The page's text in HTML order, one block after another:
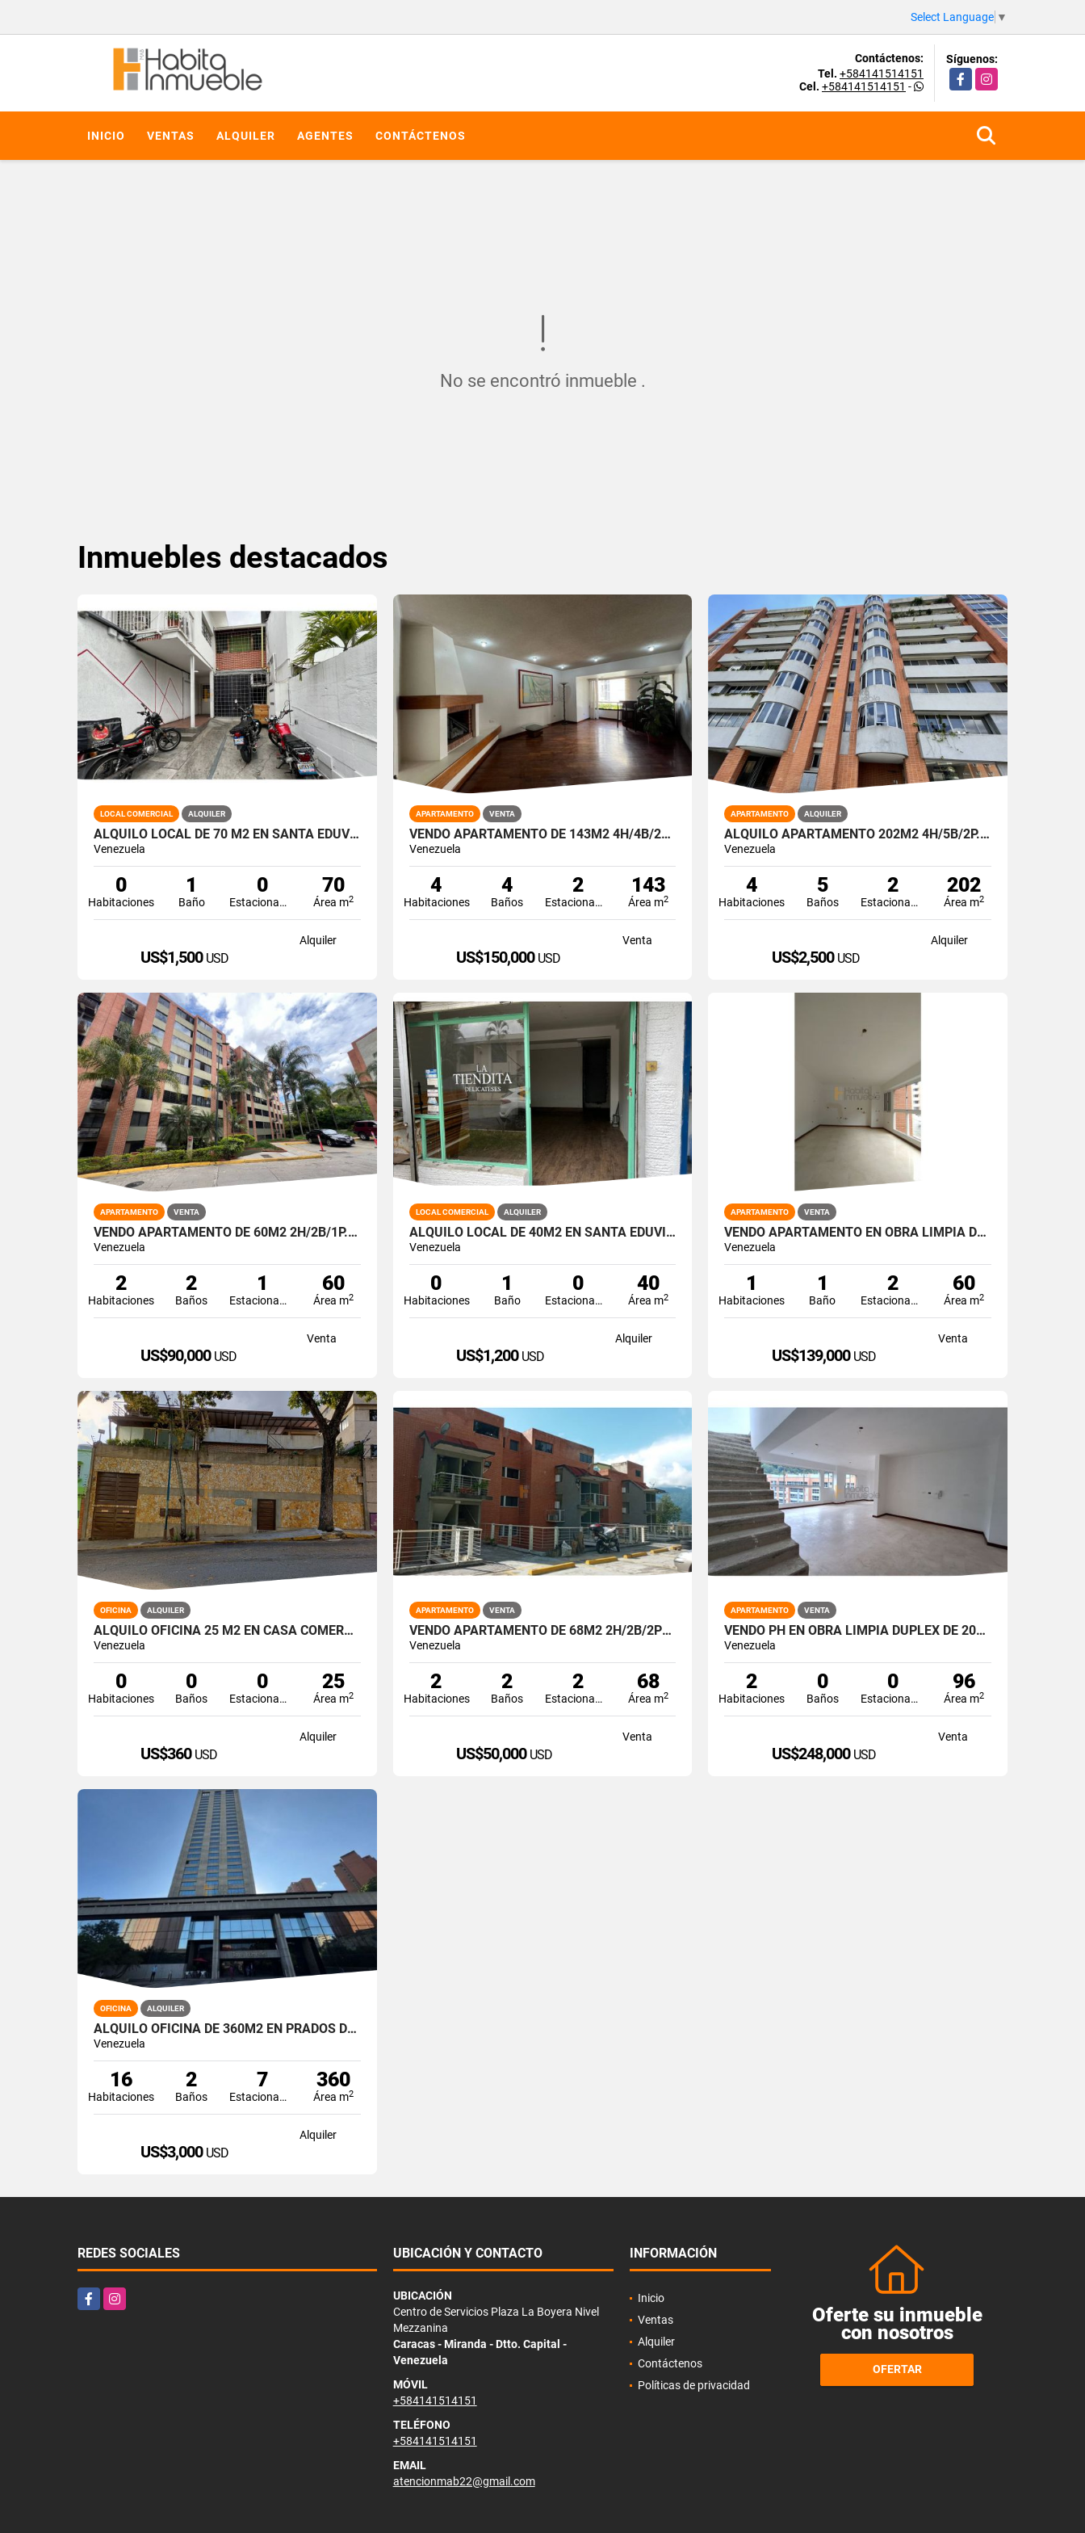
Select Language ▼
Contáctenos:
Tel. +584141514151
Cel. +584141514151 -
Síguenos:
FacebookInstagram
INICIO VENTAS ALQUILER AGENTES CONTÁCTENOS
No se encontró inmueble .
Inmuebles destacados
LOCAL COMERCIAL ALQUILER
ALQUILO LOCAL DE 70 M2 EN SANTA EDUVIGIS
Venezuela
0
Habitaciones
1
Baño
0
Estacionamiento
70
Área m2
Alquiler
US$1,500 USD
APARTAMENTO VENTA
VENDO APARTAMENTO DE 143M2 4H/4B/2PE LOS CHORROS
Venezuela
4
Habitaciones
4
Baños
2
Estacionamiento
143
Área m2
Venta
US$150,000 USD
APARTAMENTO ALQUILER
ALQUILO APARTAMENTO 202M2 4H/5B/2P.E MIRADOR DE LOS CAMPITOS
Venezuela
4
Habitaciones
5
Baños
2
Estacionamiento
202
Área m2
Alquiler
US$2,500 USD
APARTAMENTO VENTA
VENDO APARTAMENTO DE 60M2 2H/2B/1P.E LOS NARANJOS HUMBOLDT
Venezuela
2
Habitaciones
2
Baños
1
Estacionamiento
60
Área m2
Venta
US$90,000 USD
LOCAL COMERCIAL ALQUILER
ALQUILO LOCAL DE 40M2 EN SANTA EDUVIGIS
Venezuela
0
Habitaciones
1
Baño
0
Estacionamiento
40
Área m2
Alquiler
US$1,200 USD
APARTAMENTO VENTA
VENDO APARTAMENTO EN OBRA LIMPIA DE 60M2 1H/1B+VISITA/2P.E LA BOYERA
Venezuela
1
Habitaciones
1
Baño
2
Estacionamiento
60
Área m2
Venta
US$139,000 USD
OFICINA ALQUILER
ALQUILO OFICINA 25 M2 EN CASA COMERCIAL URB. LOS CAOBOS . CARACAS
Venezuela
0
Habitaciones
0
Baños
0
Estacionamiento
25
Área m2
Alquiler
US$360 USD
APARTAMENTO VENTA
VENDO APARTAMENTO DE 68M2 2H/2B/2PE PARQUE CAIZA
Venezuela
2
Habitaciones
2
Baños
2
Estacionamiento
68
Área m2
Venta
US$50,000 USD
APARTAMENTO VENTA
VENDO PH EN OBRA LIMPIA DÚPLEX DE 200M2 + TERRAZA 2H/2B/2PE LA BOYERA
Venezuela
2
Habitaciones
0
Baños
0
Estacionamiento
96
Área m2
Venta
US$248,000 USD
OFICINA ALQUILER
ALQUILO OFICINA DE 360M2 EN PRADOS DEL ESTE - TORRE HUMBOLDT
Venezuela
16
Habitaciones
2
Baños
7
Estacionamiento
360
Área m2
Alquiler
US$3,000 USD
REDES SOCIALES
FacebookInstagram
UBICACIÓN Y CONTACTO
UBICACIÓN
Centro de Servicios Plaza La Boyera Nivel
Mezzanina
Caracas - Miranda - Dtto. Capital -
Venezuela
MÓVIL
+584141514151
TELÉFONO
+584141514151
EMAIL
atencionmab22@gmail.com
INFORMACIÓN
Inicio
Ventas
Alquiler
Contáctenos
Políticas de privacidad
Oferte su inmueble
con nosotros
OFERTAR